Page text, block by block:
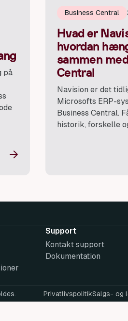
på
→
Business Central
Hvad er
hvordan
sammen
Central
Navision er det
Microsofts ERP-
Business Central.
historik, forskelle
Support
Kontakt support
Dokumentation
PrivatlivspolitikSalgs- og